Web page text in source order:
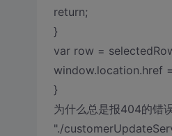
return;
}
var row =
window.location.href
}
为什么总是报404的错
"./